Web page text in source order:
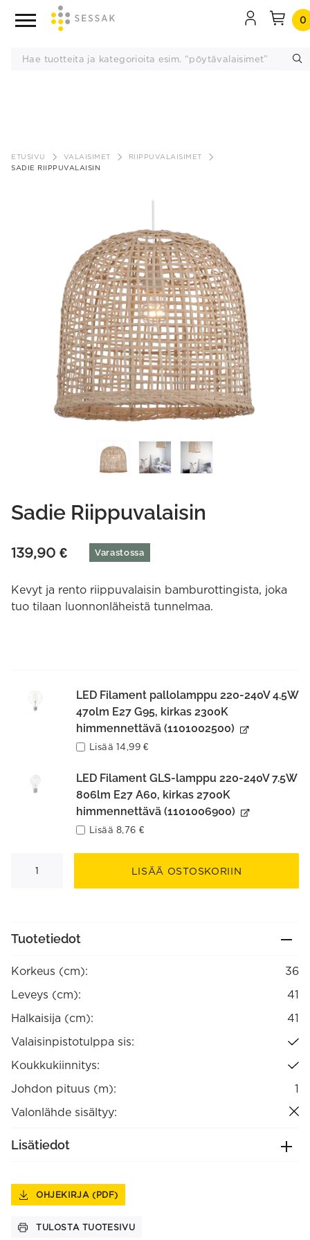
sisältöön
0
ETUSIVU VALAISIMET
RIIPPUVALAISIMET
SADIE RIIPPUVALAISIN
Sadie Riippuvalaisin
139,90 € Varastossa
Kevyt ja rento riippuvalaisin bamburottingista, joka
tuo tilaan luonnonläheistä tunnelmaa.
LED Filament pallolamppu 220-240V 4.5W
470lm E27 G95, kirkas 2300K
himmennettävä (1101002500)
Lisää 14,99€
LED Filament GLS-lamppu 220-240V 7.5W
806lm E27 A60, kirkas 2700K
himmennettävä (1101006900)
Lisää 8,76 €
Riippuvalaisin
LISÄÄ OSTOSKORIIN
Tuotetiedot
Korkeus (cm):
36
Leveys (cm):
41
Halkaisija (cm):
41
Valaisinpistotulppa sis:
Koukkukiinnitys:
Johdon pituus (m):
1
Valonlähde sisältyy:
Lisätiedot
OHJEKIRJA (PDF)
TULOSTA TUOTESIVU